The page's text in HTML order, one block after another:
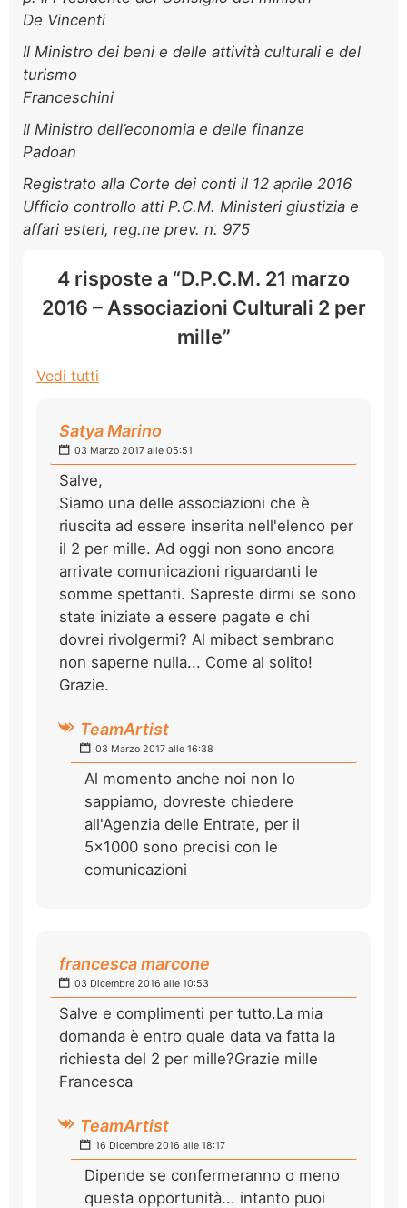
De Vincenti
Il Ministro dei beni e delle attività culturali e del
turismo
Franceschini
Il Ministro dell’economia e delle finanze
Padoan
Registrato alla Corte dei conti il 12 aprile 2016
Ufficio controllo atti P.C.M. Ministeri giustizia e
affari esteri, reg.ne prev. n. 975
4 risposte a “D.P.C.M. 21 marzo
2016 – Associazioni Culturali 2 per
mille”
Vedi tutti
Satya Marino
03 Marzo 2017 alle 05:51
Salve,
Siamo una delle associazioni che è
riuscita ad essere inserita nell'elenco per
il 2 per mille. Ad oggi non sono ancora
arrivate comunicazioni riguardanti le
somme spettanti. Sapreste dirmi se sono
state iniziate a essere pagate e chi
dovrei rivolgermi? Al mibact sembrano
non saperne nulla... Come al solito!
Grazie.
TeamArtist
03 Marzo 2017 alle 16:38
Al momento anche noi non lo
sappiamo, dovreste chiedere
all'Agenzia delle Entrate, per il
5x1000 sono precisi con le
comunicazioni
francesca marcone
03 Dicembre 2016 alle 10:53
Salve e complimenti per tutto.La mia
domanda è entro quale data va fatta la
richiesta del 2 per mille?Grazie mille
Francesca
TeamArtist
16 Dicembre 2016 alle 18:17
Dipende se confermeranno o meno
questa opportunità... intanto puoi